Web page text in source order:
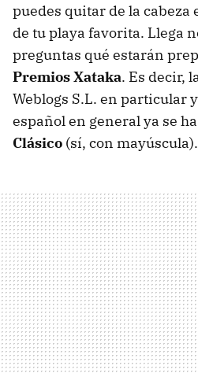
puedes quitar de la cabeza
de tu playa favorita. Llega
preguntas qué estarán
Premios Xataka. Es decir,
Weblogs S.L. en particular
español en general ya se
Clásico (sí, con mayúscula).